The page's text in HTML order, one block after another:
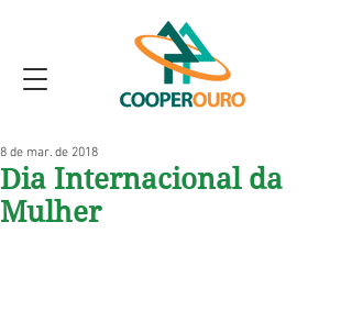
Dia Internacional da
Mulher
8 de mar. de 2018